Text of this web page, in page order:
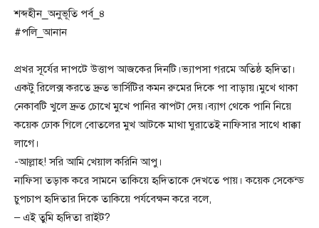
শব্দহীন_অনুভূতি পর্ব_৪
#পলি_আনান
প্রখর সূর্যের দাপটে উত্তাপ আজকের দিনটি।ভ্যাপসা গরমে অতিষ্ঠ হৃদিতা।
একটু রিলেক্স করতে দ্রুত ভার্সিটির কমন রুমের দিকে পা বাড়ায়।মুখে থাকা
নেকাবটি খুলে দ্রুত চোখে মুখে পানির ঝাপটা দেয়।ব্যাগ থেকে পানি নিয়ে
কয়েক ঢোক গিলে বোতলের মুখ আটকে মাথা ঘুরাতেই নাফিসার সাথে ধাক্কা
লাগে।
-আল্লাহ! সরি আমি খেয়াল করিনি আপু।
নাফিসা তড়াক করে সামনে তাকিয়ে হৃদিতাকে দেখতে পায়। কয়েক সেকেন্ড
চুপচাপ হৃদিতার দিকে তাকিয়ে পর্যবেক্ষন করে বলে,
– এই তুমি হৃদিতা রাইট?